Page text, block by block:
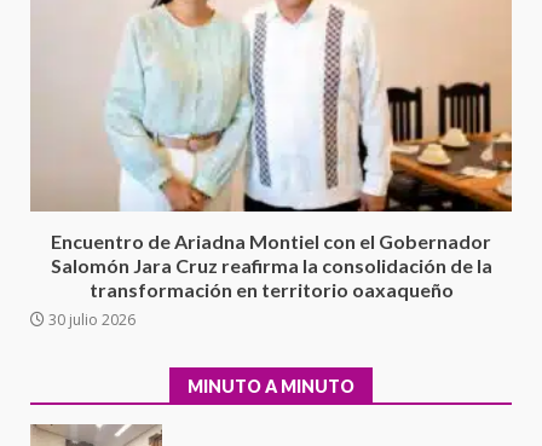
Encuentro de Ariadna Montiel con el Gobernador
Salomón Jara Cruz reafirma la consolidación de la
transformación en territorio oaxaqueño
30 julio 2026
MINUTO A MINUTO
Cuacnopalan
26 junio 2026
Exhorta Poder Legislativo al
IEEPO y al Iocied a realizar una
evaluación técnica y estructural
integral de las instalaciones de la
Moisés Sáenz Garza
5 agosto 2026
5 agosto 2026